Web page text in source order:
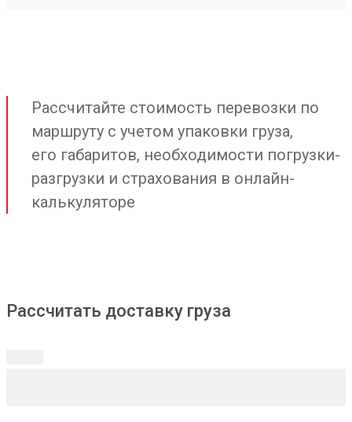
Рассчитайте стоимость перевозки по
маршруту с учетом упаковки груза,
его габаритов, необходимости погрузки-
разгрузки и страхования в онлайн-
калькуляторе
Рассчитать доставку груза